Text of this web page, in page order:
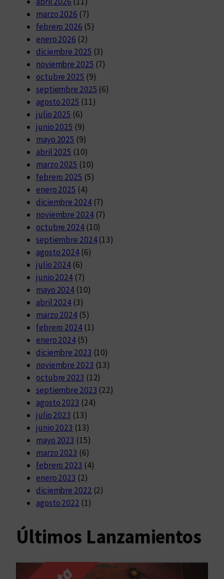
marzo 2026 (7)
febrero 2026 (5)
enero 2026 (2)
diciembre 2025 (3)
noviembre 2025 (7)
octubre 2025 (9)
septiembre 2025 (6)
agosto 2025 (11)
julio 2025 (6)
junio 2025 (9)
mayo 2025 (9)
abril 2025 (10)
marzo 2025 (10)
febrero 2025 (5)
enero 2025 (4)
diciembre 2024(7)
noviembre 2024(7)
octubre 2024(10)
septiembre 2024(13)
agosto 2024(6)
julio 2024 (6)
junio 2024 (7)
mayo 2024 (10)
abril 2024 (3)
marzo 2024 (5)
febrero 2024(1)
enero 2024 (5)
diciembre 2023 (10)
noviembre 2023 (13)
octubre 2023 (12)
septiembre 2023 (22)
agosto 2023 (24)
julio 2023 (13)
junio 2023 (13)
mayo 2023 (15)
marzo 2023 (6)
febrero 2023 (4)
enero 2023 (2)
diciembre 2022 (2)
agosto 2022 (1)
Últimos Lanzamientos